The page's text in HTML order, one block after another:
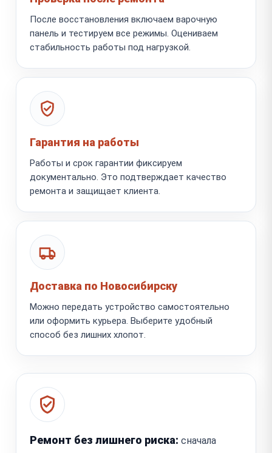
После восстановления включаем варочную
панель и тестируем все режимы. Оцениваем
стабильность работы под нагрузкой.
Гарантия на работы
Работы и срок гарантии фиксируем
документально. Это подтверждает качество
ремонта и защищает клиента.
Доставка по Новосибирску
Можно передать устройство самостоятельно
или оформить курьера. Выберите удобный
способ без лишних хлопот.
Ремонт без лишнего риска: сначала